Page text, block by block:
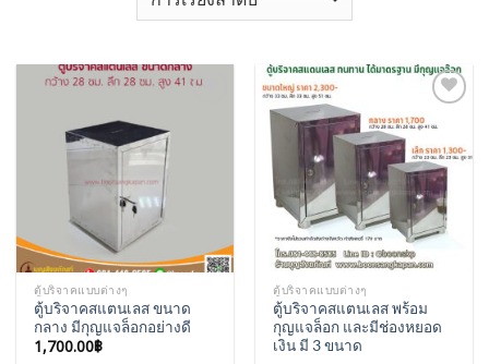
ตู้บริจาคแบบต่างๆ
ตู้บริจาคสแตนเลส ขนาด
กลาง มีกุญแจล็อกอย่างดี
1,700.00฿
Add to
Wishlist
ตู้บริจาคแบบต่างๆ
ตู้บริจาคสแตนเลส พร้อม
กุญแจล็อก และมีช่องหยอด
เงิน มี 3 ขนาด